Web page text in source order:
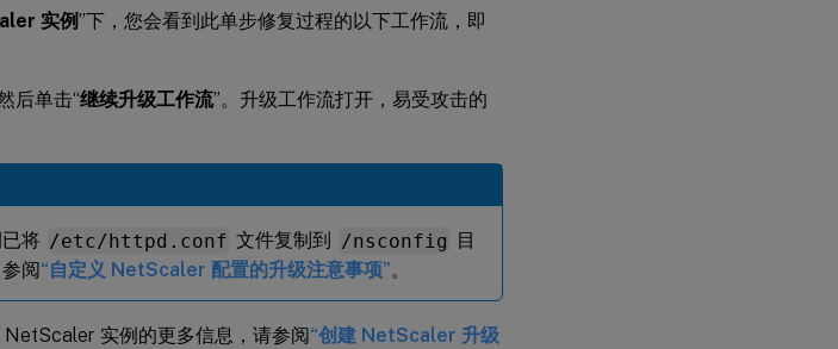
实例”下，您会看到此单步修复过程的以下工作流，即
后单击“继续升级工作流”。升级工作流打开，易受攻击的
将 /etc/httpd.conf 文件复制到 /nsconfig
目
阅 “自定义 NetScaler 配置的升级注意事项”。
实例的更多信息，请参阅 “创建 NetScaler 升级